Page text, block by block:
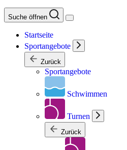
Suche öffnen
Startseite
Sportangebote
Zurück
Sportangebote
Schwimmen
Turnen
Zurück